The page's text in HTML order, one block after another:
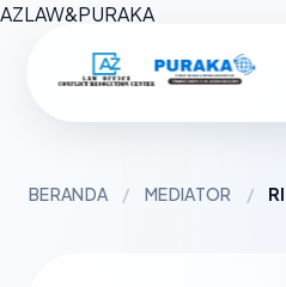
AZLAW&PURAKA
BERANDA / MEDIATOR /